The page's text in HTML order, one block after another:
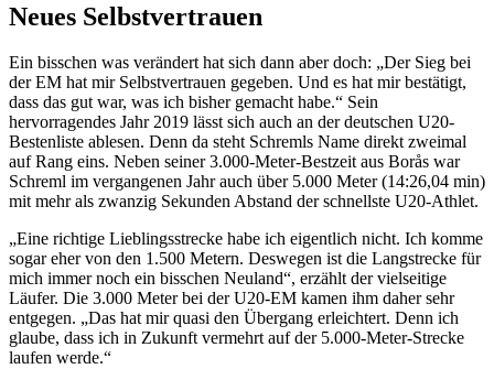
Neues Selbstvertrauen
Ein bisschen was verändert hat sich dann aber doch: „Der Sieg bei
der EM hat mir Selbstvertrauen gegeben. Und es hat mir bestätigt,
dass das gut war, was ich bisher gemacht habe.“ Sein
hervorragendes Jahr 2019 lässt sich auch an der deutschen U20-
Bestenliste ablesen. Denn da steht Schremls Name direkt zweimal
auf Rang eins. Neben seiner 3.000-Meter-Bestzeit aus Borås war
Schreml im vergangenen Jahr auch über 5.000 Meter (14:26,04 min)
mit mehr als zwanzig Sekunden Abstand der schnellste U20-Athlet.
„Eine richtige Lieblingsstrecke habe ich eigentlich nicht. Ich komme
sogar eher von den 1.500 Metern. Deswegen ist die Langstrecke für
mich immer noch ein bisschen Neuland“, erzählt der vielseitige
Läufer. Die 3.000 Meter bei der U20-EM kamen ihm daher sehr
entgegen. „Das hat mir quasi den Übergang erleichtert. Denn ich
glaube, dass ich in Zukunft vermehrt auf der 5.000-Meter-Strecke
laufen werde.“